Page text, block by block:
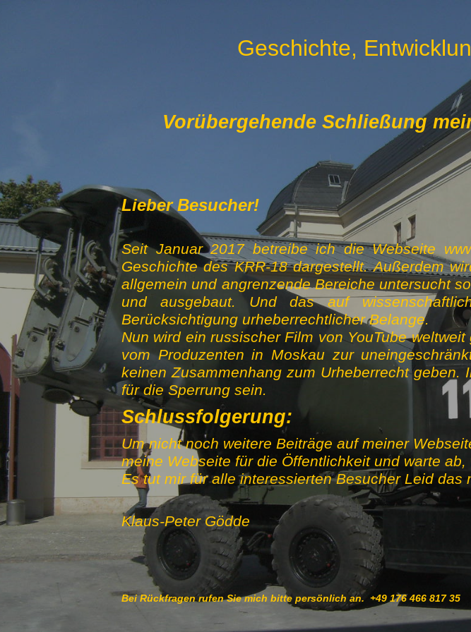
Geschichte,
Vorübergehende Schließung
Lieber Besucher!
Seit Januar 2017 betreibe ich die Webseite
Geschichte des KRR-18 dargestellt. Außerdem
allgemein und angrenzende Bereiche untersucht
und ausgebaut. Und das auf
Berücksichtigung urheberrechtlicher Belange.
Nun wird ein russischer Film von YouTube
vom Produzenten in Moskau zur
keinen Zusammenhang zum Urheberrecht
für die Sperrung sein.
Schlussfolgerung:
Um nicht noch weitere Beiträge auf meiner
meine Webseite für die Öffentlichkeit und warte
Es tut mir für alle interessierten Besucher Leid
Klaus-Peter Gödde
Bei Rückfragen rufen Sie mich bitte persönlich an. +49 176 466 817 35